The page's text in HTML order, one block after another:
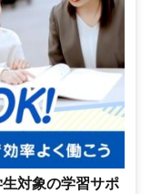
生対象の学習サポ